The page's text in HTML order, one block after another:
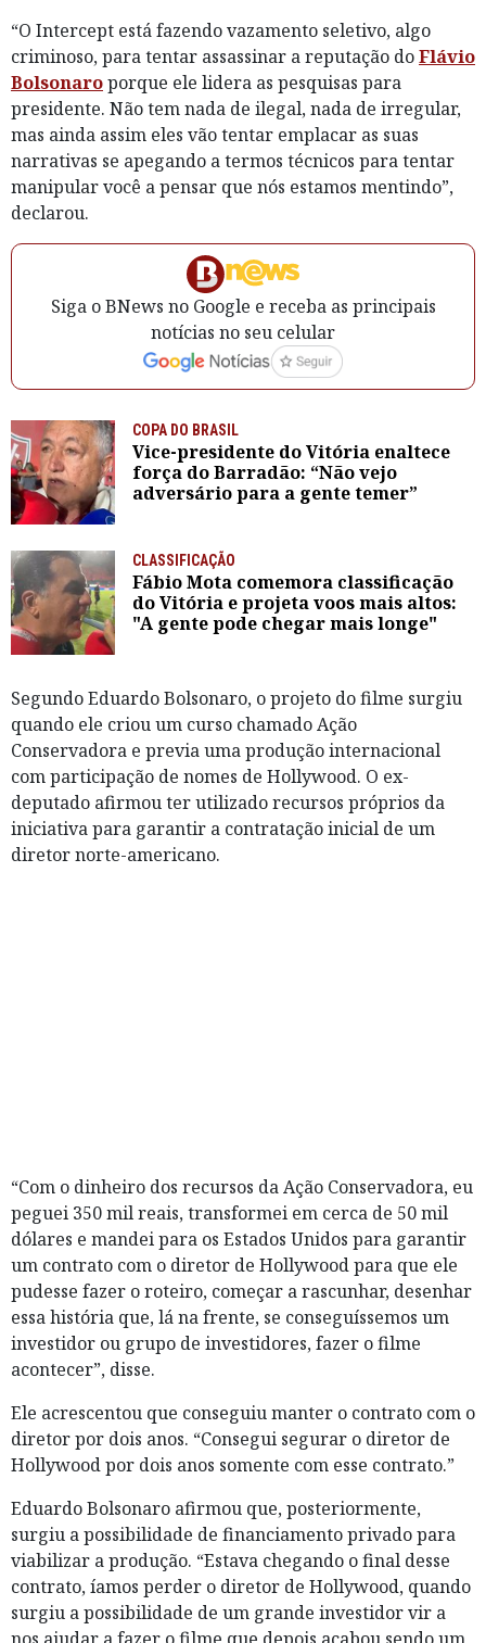
“O Intercept está fazendo vazamento seletivo, algo
criminoso, para tentar assassinar a reputação doFlávio
Bolsonaroporque ele lidera as pesquisas para
presidente. Não tem nada de ilegal, nada de irregular,
mas ainda assim eles vão tentar emplacar as suas
narrativas se apegando a termos técnicos para tentar
manipular você a pensar que nós estamos mentindo”,
declarou.
Siga o BNews no Google e receba as principais
notícias no seu celular
COPA DO BRASIL
Vice-presidente do Vitória enaltece
força do Barradão: “Não vejo
adversário para a gente temer”
CLASSIFICAÇÃO
Fábio Mota comemora classificação
do Vitória e projeta voos mais altos:
"A gente pode chegar mais longe"
Segundo Eduardo Bolsonaro, o projeto do filme surgiu
quando ele criou um curso chamado Ação
Conservadora e previa uma produção internacional
com participação de nomes de Hollywood. O ex-
deputado afirmou ter utilizado recursos próprios da
iniciativa para garantir a contratação inicial de um
diretor norte-americano.
“Com o dinheiro dos recursos da Ação Conservadora, eu
peguei 350 mil reais, transformei em cerca de 50 mil
dólares e mandei para os Estados Unidos para garantir
um contrato com o diretor de Hollywood para que ele
pudesse fazer o roteiro, começar a rascunhar, desenhar
essa história que, lá na frente, se conseguíssemos um
investidor ou grupo de investidores, fazer o filme
acontecer”, disse.
Ele acrescentou que conseguiu manter o contrato com o
diretor por dois anos. “Consegui segurar o diretor de
Hollywood por dois anos somente com esse contrato.”
Eduardo Bolsonaro afirmou que, posteriormente,
surgiu a possibilidade de financiamento privado para
viabilizar a produção. “Estava chegando o final desse
contrato, íamos perder o diretor de Hollywood, quando
surgiu a possibilidade de um grande investidor vir a